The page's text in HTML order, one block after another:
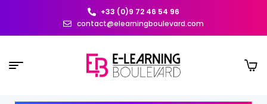
+33 (0)9 72 46 54 96
contact@elearningboulevard.com